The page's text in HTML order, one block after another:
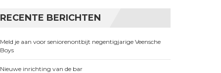
RECENTE BERICHTEN
Meld je aan voor seniorenontbijt negentigjarige Veensche
Boys
Nieuwe inrichting van de bar